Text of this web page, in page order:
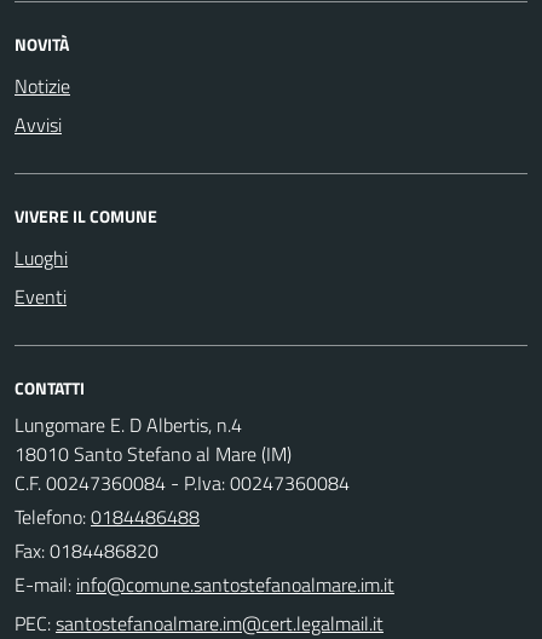
NOVITÀ
Notizie
Avvisi
VIVERE IL COMUNE
Luoghi
Eventi
CONTATTI
Lungomare E. D Albertis, n.4
18010 Santo Stefano al Mare (IM)
C.F. 00247360084 - P.Iva: 00247360084
Telefono:0184486488
Fax: 0184486820
E-mail:
PEC: